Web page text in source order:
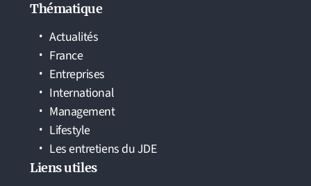
Thématique
Actualités
France
Entreprises
International
Management
Lifestyle
Les entretiens du JDE
Liens utiles